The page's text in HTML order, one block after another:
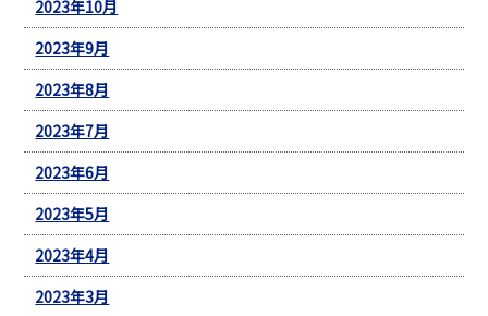
2023年10月
2023年9月
2023年8月
2023年7月
2023年6月
2023年5月
2023年4月
2023年3月